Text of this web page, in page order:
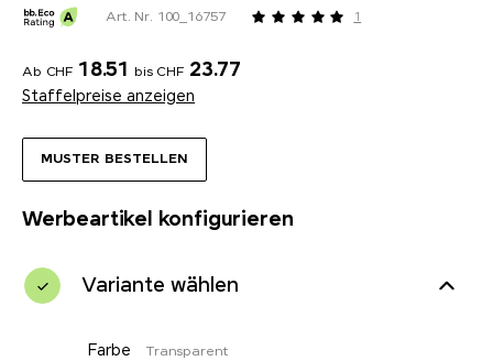
MUSTER BESTELLEN
Art. Nr. 100_16757 1
Ab CHF 18.51 bis CHF 23.77
Staffelpreise anzeigen
Werbeartikel konfigurieren
Variante wählen
Farbe Transparent